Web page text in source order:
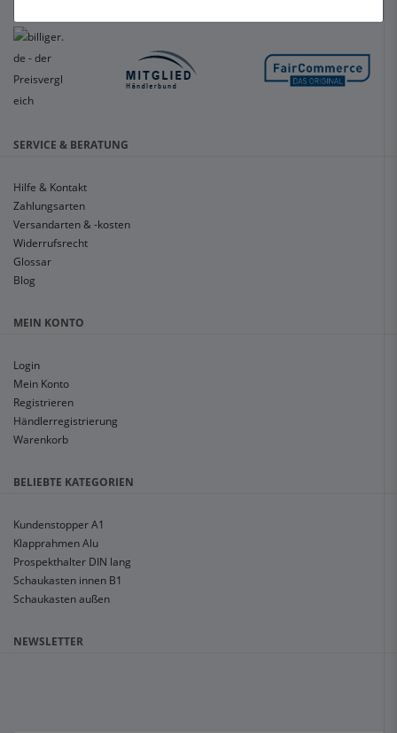
SERVICE & BERATUNG
Hilfe & Kontakt
Zahlungsarten
Versandarten & -kosten
Widerrufsrecht
Glossar
Blog
MEIN KONTO
Login
Mein Konto
Registrieren
Händlerregistrierung
Warenkorb
BELIEBTE KATEGORIEN
Kundenstopper A1
Klapprahmen Alu
Prospekthalter DIN lang
Schaukasten innen B1
Schaukasten außen
NEWSLETTER